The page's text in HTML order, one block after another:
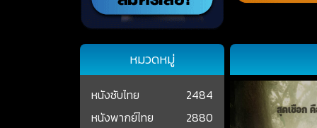
หมวดหมู่
หนังซับไทย
2484
หนังพากย์ไทย
2880